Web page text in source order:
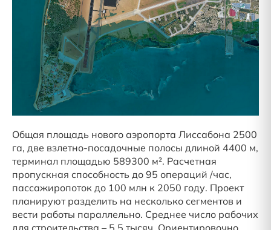
Общая площадь нового аэропорта Лиссабона 2500
га, две взлетно-посадочные полосы длиной 4400 м,
терминал площадью 589300 м². Расчетная
пропускная способность до 95 операций /час,
пассажиропоток до 100 млн к 2050 году. Проект
планируют разделить на несколько сегментов и
вести работы параллельно. Среднее число рабочих
для строительства – 5,5 тысяч. Ориентировочно